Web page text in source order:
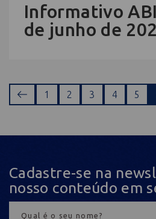
Informativo
de junho de
1 2 3 4 5
Cadastre-se na
nosso conteúdo em